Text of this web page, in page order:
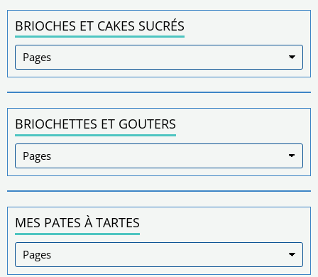
BRIOCHES ET CAKES SUCRÉS
BRIOCHETTES ET GOUTERS
MES PATES À TARTES